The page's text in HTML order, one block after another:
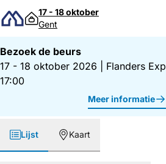
Direct naar inhoud
17 - 18 oktober
Gent
Bezoek de beurs
17 - 18 oktober 2026
Flanders
17:00
Meer informatie
Lijst Kaart